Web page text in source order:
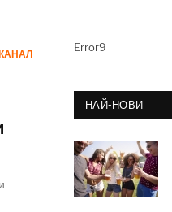
Error9
НАЙ-НОВИ